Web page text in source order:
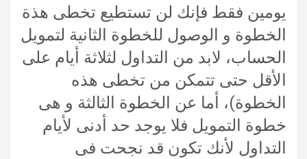
يومين فقط فإنك لن تستطيع تخطى هذة
الخطوة و الوصول للخطوة الثانية لتمويل
الحساب، لابد من التداول لثلاثة أيام على
الأقل حتى تتمكن من تخطى هذه
الخطوة)، أما عن الخطوة الثالثة و هى
خطوة التمويل فلا يوجد حد أدنى لأيام
التداول لأنك تكون قد نجحت فى